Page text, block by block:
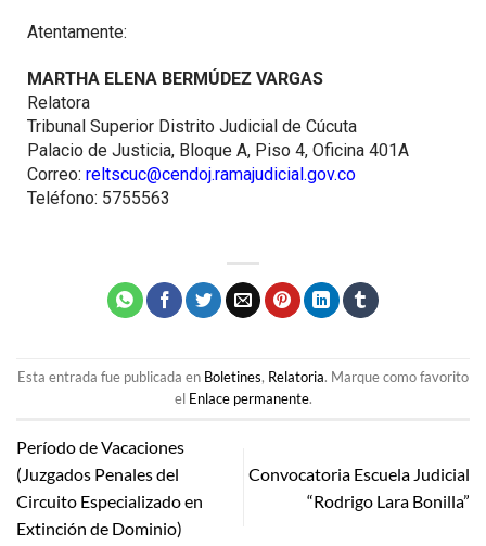
Atentamente:
MARTHA ELENA BERMÚDEZ VARGAS
Relatora
Tribunal Superior Distrito Judicial de Cúcuta
Palacio de Justicia, Bloque A, Piso 4, Oficina 401A
Correo: reltscuc@cendoj.ramajudicial.gov.co
Teléfono: 5755563
Esta entrada fue publicada en Boletines, Relatoria. Marque como favorito
el Enlace permanente.
Período de Vacaciones
(Juzgados Penales del
Circuito Especializado en
Extinción de Dominio)
Convocatoria Escuela Judicial
“Rodrigo Lara Bonilla”